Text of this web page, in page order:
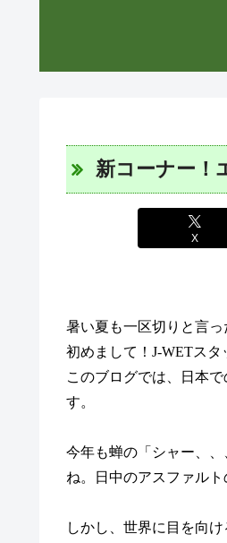
新コーナー！
X
暑い夏も一区切りと言
初めまして！ J-WETスタ
このブログでは、日本
す。
今年も蝉の「シャー、
ね。日中のアスファルト
しかし、世界に目を向